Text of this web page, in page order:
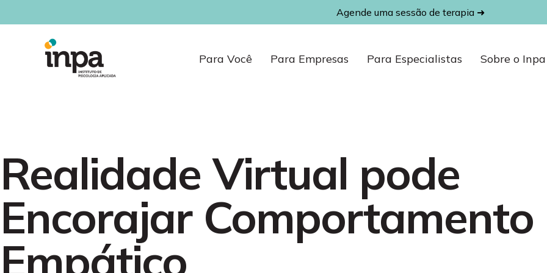
Agende uma sessão de terapia ➜
Para Você Para Empresas Para Especialistas Sobre o Inpa
Realidade Virtual pode
Encorajar Comportamento
Empático